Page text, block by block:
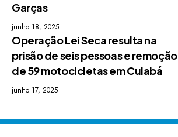
Garças
junho 18, 2025
Operação Lei Seca resulta na
prisão de seis pessoas e remoção
de 59 motocicletas em Cuiabá
junho 17, 2025